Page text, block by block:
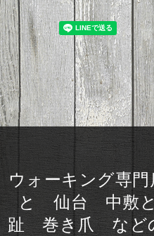
ウォーキング専
と 仙台 中敷
趾 巻き爪 など